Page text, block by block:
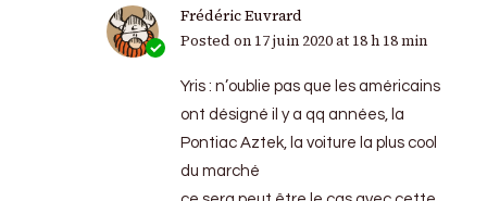
Frédéric Euvrard
Posted on 17 juin 2020 at 18 h 18 min
Yris : n’oublie pas que les américains
ont désigné il y a qq années, la
Pontiac Aztek, la voiture la plus cool
du marché